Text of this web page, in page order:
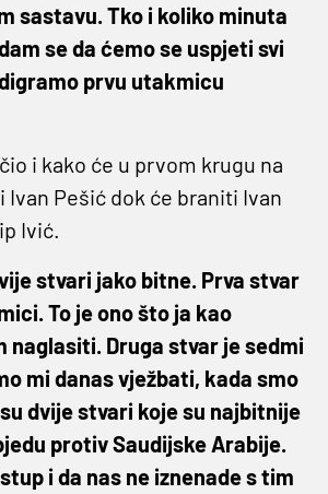
sastavu. Tko i koliko minuta
se da ćemo se uspjeti svi
prvu utakmicu
i kako će u prvom krugu na
Pešić dok će braniti Ivan
Ivić.
stvari jako bitne. Prva stvar
To je ono što ja kao
naglasiti. Druga stvar je sedmi
mi danas vježbati, kada smo
dvije stvari koje su najbitnije
protiv Saudijske Arabije.
i da nas ne iznenade s tim